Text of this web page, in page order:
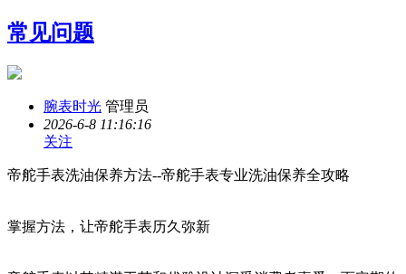
常见问题
腕表时光 管理员
2026-6-8 11:16:16
关注
帝舵手表洗油保养方法--帝舵手表专业洗油保养全攻略
掌握方法，让帝舵手表历久弥新